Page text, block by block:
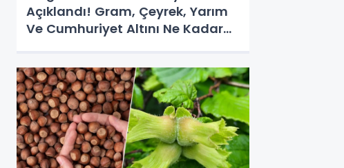
Açıklandı! Gram, Çeyrek, Yarım
Ve Cumhuriyet Altını Ne Kadar